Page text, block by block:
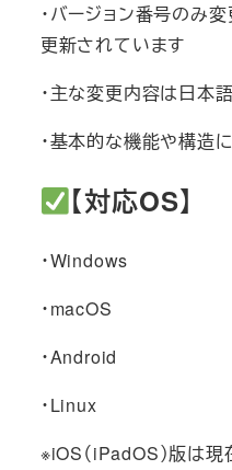
・バージョン番号のみ
更新されています
・主な変更内容は日本
・基本的な機能や構造
【対応OS】
・Windows
・macOS
・Android
・Linux
※iOS（iPadOS）版は